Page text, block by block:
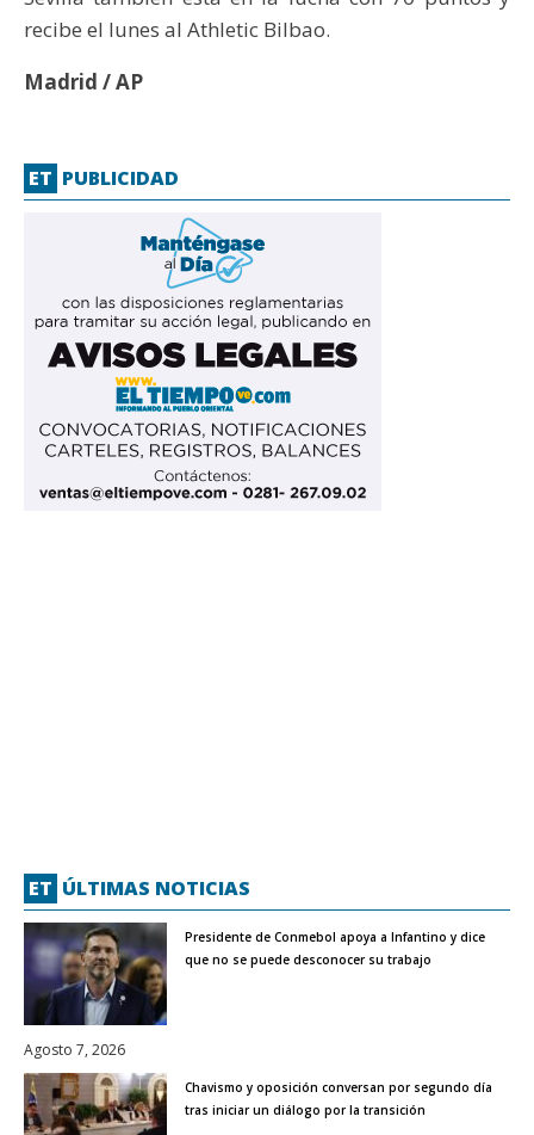
recibe el lunes al Athletic Bilbao.
Madrid / AP
ET PUBLICIDAD
ET ÚLTIMAS NOTICIAS
Presidente de Conmebol apoya a Infantino y dice
que no se puede desconocer su trabajo
Agosto 7, 2026
Chavismo y oposición conversan por segundo día
tras iniciar un diálogo por la transición